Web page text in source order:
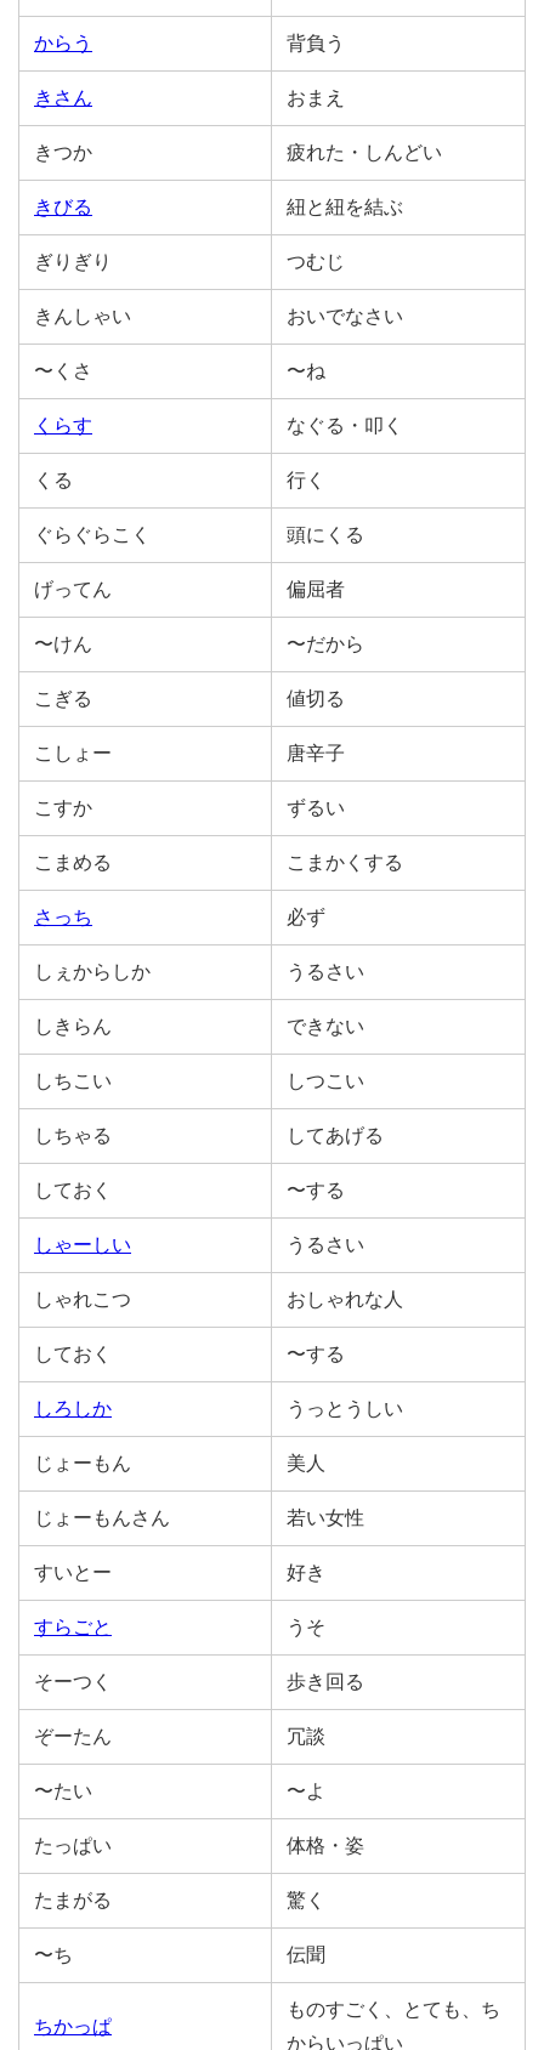
からう 背負う
きさん おまえ
きつか 疲れた・しんどい
きびる 紐と紐を結ぶ
ぎりぎり つむじ
きんしゃい おいでなさい
〜くさ 〜ね
くらす なぐる・叩く
くる 行く
ぐらぐらこく 頭にくる
げってん 偏屈者
〜けん 〜だから
こぎる 値切る
こしょー 唐辛子
こすか ずるい
こまめる こまかくする
さっち 必ず
しぇからしか うるさい
しきらん できない
しちこい しつこい
しちゃる してあげる
しておく 〜する
しゃーしい うるさい
しゃれこつ おしゃれな人
しておく 〜する
しろしか うっとうしい
じょーもん 美人
じょーもんさん 若い女性
すいとー 好き
すらごと うそ
そーつく 歩き回る
ぞーたん 冗談
〜たい 〜よ
たっぱい 体格・姿
たまがる 驚く
〜ち 伝聞
ちかっぱ
ものすごく、とても、ち
からいっぱい